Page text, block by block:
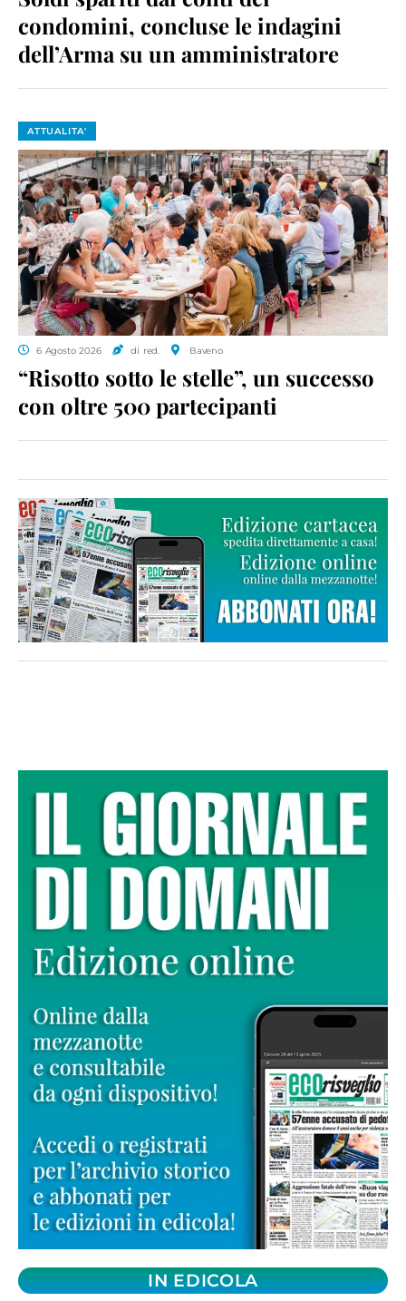
condomini, concluse le indagini
dell’Arma su un amministratore
ATTUALITA'
6 Agosto 2026 di red. Baveno
“Risotto sotto le stelle”, un successo
con oltre 500 partecipanti
IN EDICOLA